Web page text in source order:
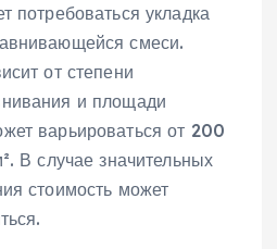
потребоваться укладка
смеси.
от степени
и площади
варьироваться от 200
В случае значительных
стоимость может